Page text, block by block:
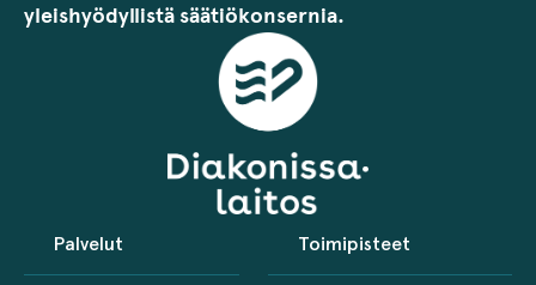
yleishyödyllistä säätiökonsernia.
Palvelut Toimipisteet